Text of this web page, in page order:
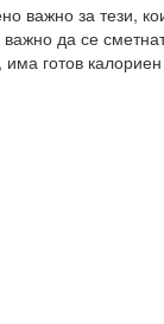
важно за тези,
да се
готов калориен